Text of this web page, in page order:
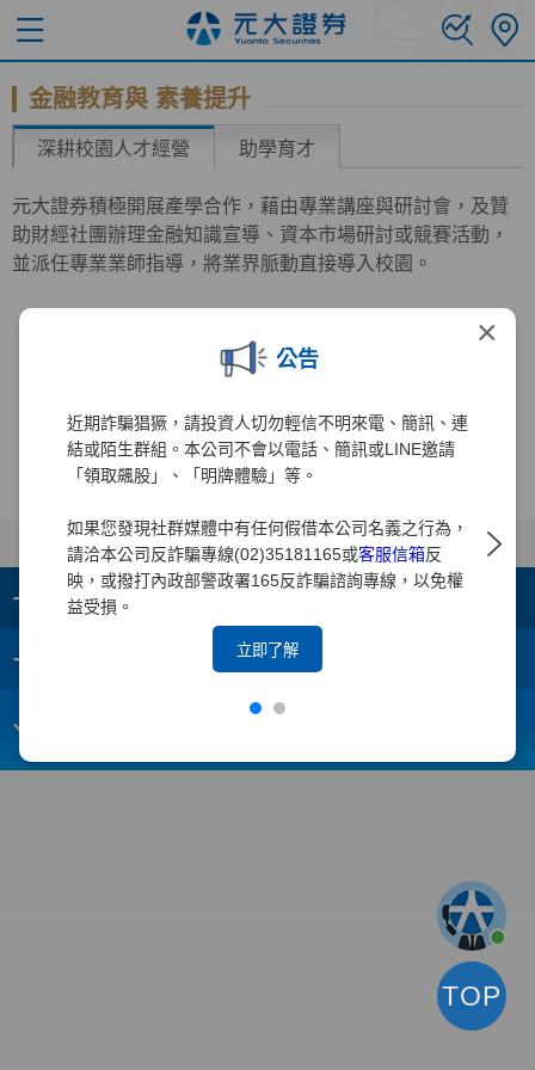
×
公告
近期詐騙猖獗，請投資人切勿輕信不明來電、簡訊、連
結或陌生群組。本公司不會以電話、簡訊或LINE邀請
「領取飆股」、「明牌體驗」等。
如果您發現社群媒體中有任何假借本公司名義之行為，
請洽本公司反詐騙專線(02)35181165或客服信箱反
映，或撥打內政部警政署165反詐騙諮詢專線，以免權
益受損。
立即了解
金融教育與 素養提升
深耕校園人才經營 助學育才
元大證券積極開展產學合作，藉由專業講座與研討會，及贊
助財經社團辦理金融知識宣導、資本市場研討或競賽活動，
並派任專業業師指導，將業界脈動直接導入校園。
+ 集團成員
+
webmaster@yuanta.com
TOP